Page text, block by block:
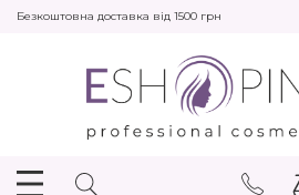
Безкоштовна доставка від 1500 грн